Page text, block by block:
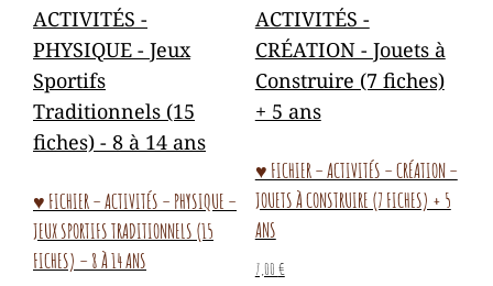
♥ FICHIER – ACTIVITÉS – PHYSIQUE –
JEUX SPORTIFS TRADITIONNELS (15
FICHES) – 8 À 14 ANS
♥ FICHIER – ACTIVITÉS – CRÉATION –
JOUETS À CONSTRUIRE (7 FICHES) + 5
ANS
7,00 €